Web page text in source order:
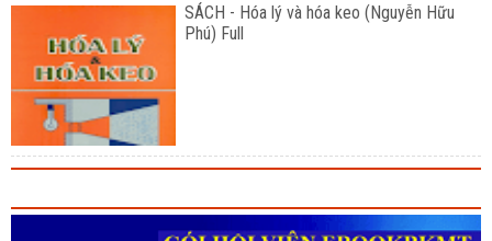
SÁCH - Hóa lý và hóa keo (Nguyễn Hữu
Phú) Full